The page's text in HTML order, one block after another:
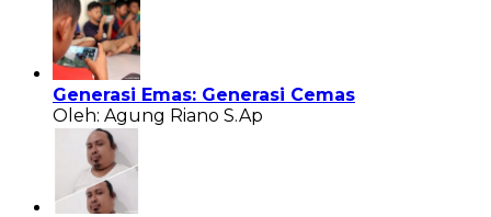
Generasi Emas: Generasi Cemas
Oleh: Agung Riano S.Ap